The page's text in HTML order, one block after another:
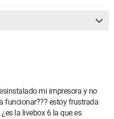
mi impresora y no
funcionar??? estoy frustrada
la livebox 6 la que es